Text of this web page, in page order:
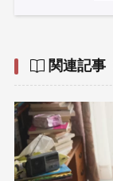
関連記事